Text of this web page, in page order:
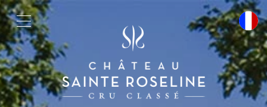
Cookies management panel